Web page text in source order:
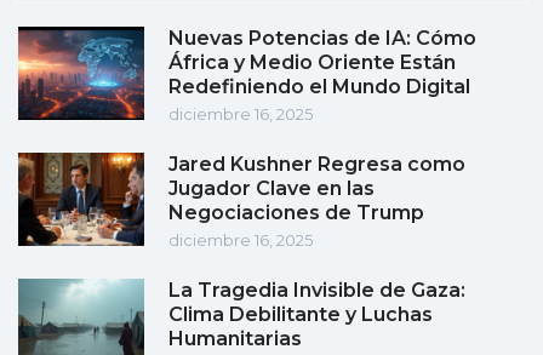
Nuevas Potencias de IA: Cómo
África y Medio Oriente Están
Redefiniendo el Mundo Digital
diciembre 16, 2025
Jared Kushner Regresa como
Jugador Clave en las
Negociaciones de Trump
diciembre 16, 2025
La Tragedia Invisible de Gaza:
Clima Debilitante y Luchas
Humanitarias